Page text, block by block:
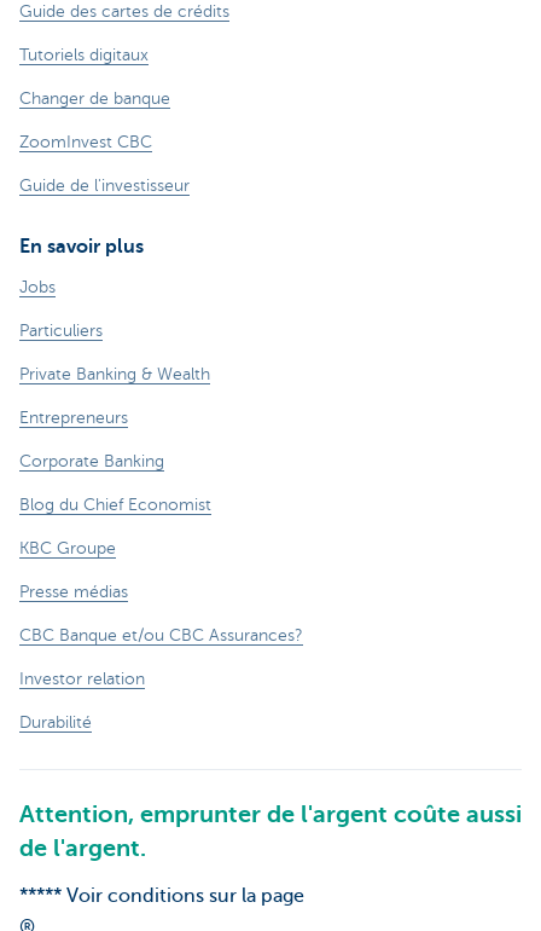
Guide des cartes de crédits
Tutoriels digitaux
Changer de banque
ZoomInvest CBC
Guide de l'investisseur
En savoir plus
Jobs
Particuliers
Private Banking & Wealth
Entrepreneurs
Corporate Banking
Blog du Chief Economist
KBC Groupe
Presse médias
CBC Banque et/ou CBC Assurances?
Investor relation
Durabilité
Attention, emprunter de l'argent coûte aussi
de l'argent.
***** Voir conditions sur la page